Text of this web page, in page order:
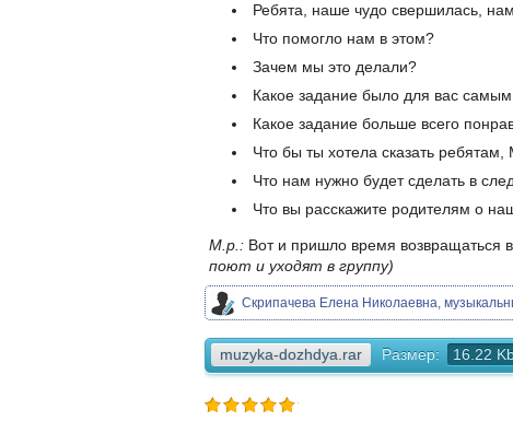
Ребята, наше чудо свершилась,
Что помогло нам в этом?
Зачем мы это делали?
Какое задание было для вас
Какое задание больше всего
Что бы ты хотела сказать
Что нам нужно будет сделать в
Что вы расскажите родителям о
М.р.: Вот и пришло время возвращаться
поют и уходят в группу)
Скрипачева Елена Николаевна,
muzyka-dozhdya.rar Размер: 16.22